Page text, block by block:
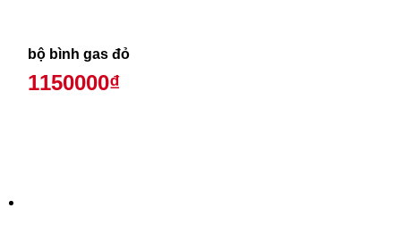
bộ bình gas đỏ
1150000₫